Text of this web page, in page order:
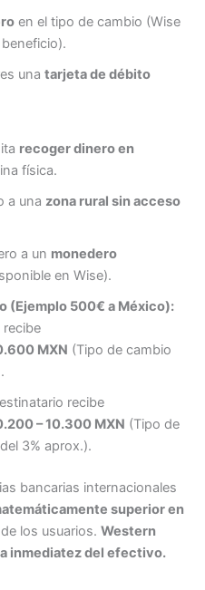
en el tipo de cambio (Wise
una tarjeta de débito
recoger dinero en
física.
a una zona rural sin acceso
a un monedero
en Wise).
(Ejemplo 500€ a México):
MXN (Tipo de cambio
recibe
– 10.300 MXN (Tipo de
3% aprox.).
bancarias internacionales
superior en
los usuarios. Western
inmediatez del efectivo.